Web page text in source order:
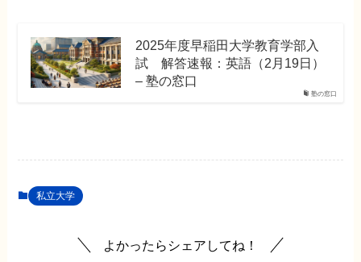
塾の窓口
2025年度早稲田大学教育学部入
試 解答速報：英語（2月19日）
– 塾の窓口
私立大学
よかったらシェアしてね！